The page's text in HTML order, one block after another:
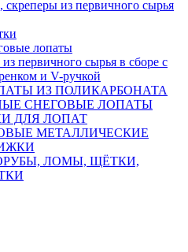
из первичного сырья
лопаты
первичного сырья в сборе с
и V-ручкой
ИЗ ПОЛИКАРБОНАТА
СНЕГОВЫЕ ЛОПАТЫ
ДЛЯ ЛОПАТ
МЕТАЛЛИЧЕСКИЕ
ЛОМЫ, ЩЁТКИ,